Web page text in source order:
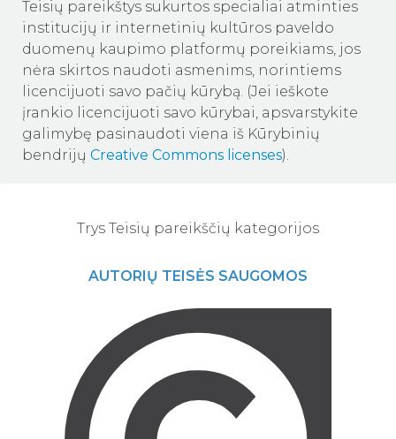
Teisių pareikštys sukurtos specialiai atminties
institucijų ir internetinių kultūros paveldo
duomenų kaupimo platformų poreikiams, jos
nėra skirtos naudoti asmenims, norintiems
licencijuoti savo pačių kūrybą. (Jei ieškote
įrankio licencijuoti savo kūrybai, apsvarstykite
galimybę pasinaudoti viena iš Kūrybinių
bendrijų Creative Commons licenses).
Trys Teisių pareikščių kategorijos
AUTORIŲ TEISĖS SAUGOMOS